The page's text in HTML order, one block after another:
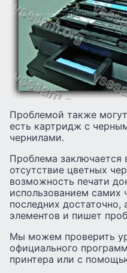
Проблемой также
есть картридж с
чернилами.
Проблема заключается
отсутствие цветных
возможность печати
использованием самих
последних достаточно,
элементов и пишет
Мы можем проверить
официального
принтера или с